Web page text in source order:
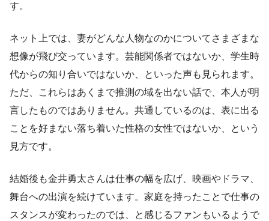
す。
ネット上では、妻がどんな人物なのかについてさまざまな
想像が飛び交っています。芸能関係者ではないか、学生時
代からの知り合いではないか、といった声も見られます。
ただ、これらはあくまで推測の域を出ない話で、本人が明
言したものではありません。共通しているのは、表に出る
ことを好まない落ち着いた性格の女性ではないか、という
見方です。
結婚後も金井勇太さんは仕事の幅を広げ、映画やドラマ、
舞台への出演を続けています。家庭を持ったことで仕事の
スタンスが変わったのでは、と感じるファンもいるようで